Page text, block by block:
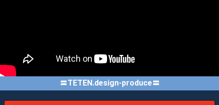
〓TETEN.design-produce〓